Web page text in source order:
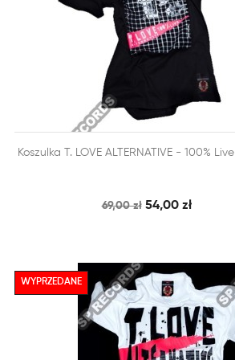
DODAJ DO KOSZYKA  SZYBKI
Koszulka T. LOVE ALTERNATIVE - 100%
69,00 zł 54,00 zł
WYPRZEDANE